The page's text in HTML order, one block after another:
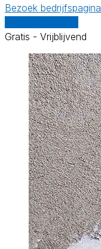
Bezoek bedrijfspagina
Gratis - Vrijblijvend